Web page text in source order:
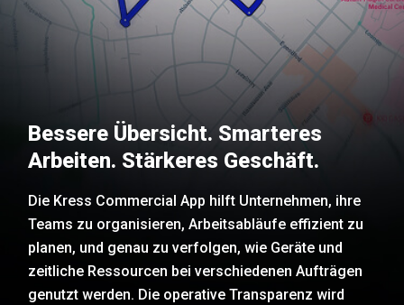
Bessere Übersicht. Smarteres
Arbeiten. Stärkeres Geschäft.
Die Kress Commercial App hilft Unternehmen, ihre
Teams zu organisieren, Arbeitsabläufe effizient zu
planen, und genau zu verfolgen, wie Geräte und
zeitliche Ressourcen bei verschiedenen Aufträgen
genutzt werden. Die operative Transparenz wird